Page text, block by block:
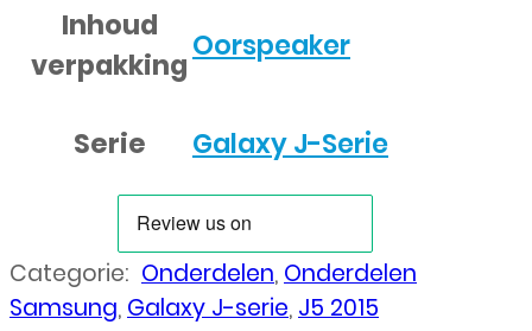
Inhoud
verpakking
Oorspeaker
Serie Galaxy J-Serie
Categorie: Onderdelen, Onderdelen
Samsung, Galaxy J-serie, J5 2015